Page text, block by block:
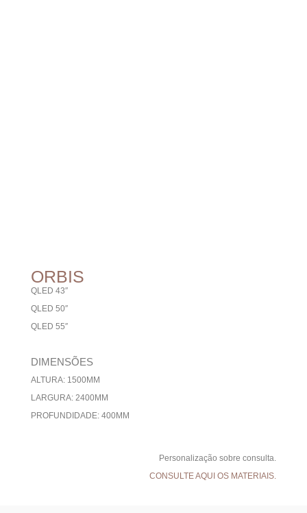
ORBIS
QLED 43″
QLED 50″
QLED 55″
DIMENSÕES
ALTURA: 1500MM
LARGURA: 2400MM
PROFUNDIDADE: 400MM
Personalização sobre consulta.
CONSULTE AQUI OS MATERIAIS.